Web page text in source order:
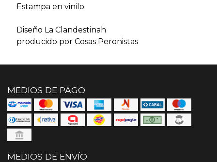
Estampa en vinilo
Diseño La Clandestinah
producido por Cosas Peronistas
MEDIOS DE PAGO
MEDIOS DE ENVÍO